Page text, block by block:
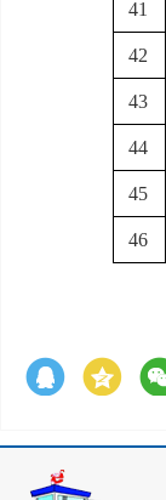
41
42
43
44
45
46